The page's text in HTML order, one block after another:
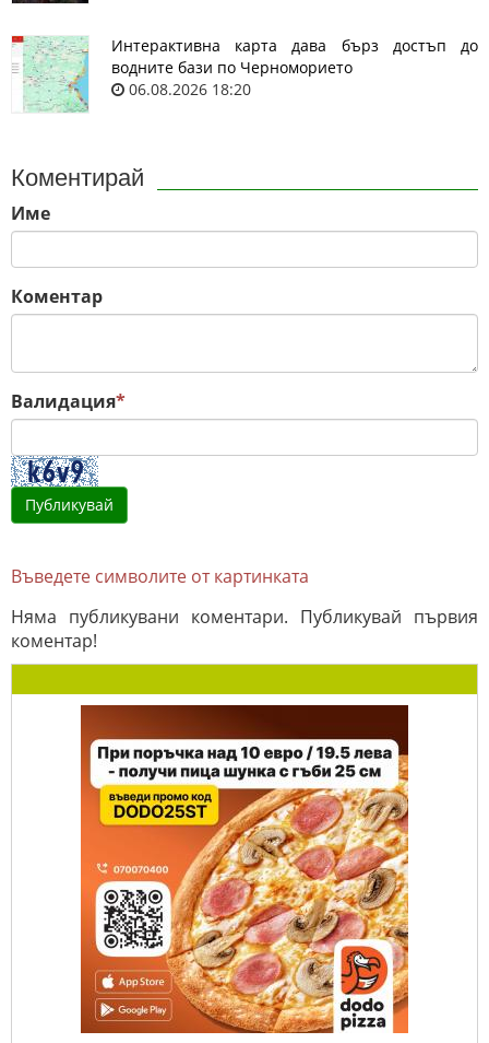
Интерактивна карта дава бърз достъп до
водните бази по Черноморието
06.08.2026 18:20
Коментирай
Име
Коментар
Валидация*
Въведете символите от картинката
Няма публикувани коментари. Публикувай първия
коментар!